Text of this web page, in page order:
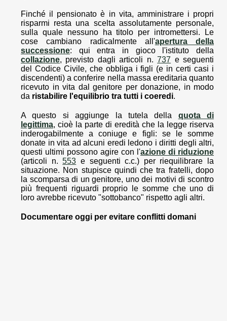
Finché il pensionato è in vita, amministrare i propri
risparmi resta una scelta assolutamente personale,
sulla quale nessuno ha titolo per intromettersi. Le
cose cambiano radicalmente all'apertura della
successione: qui entra in gioco l'istituto della
collazione, previsto dagli articoli n.737 e seguenti
del Codice Civile, che obbliga i figli (e in certi casi i
discendenti) a conferire nella massa ereditaria quanto
ricevuto in vita dal genitore per donazione, in modo
da ristabilire l'equilibrio tra tutti i coeredi.
A questo si aggiunge la tutela della quota di
legittima, cioè la parte di eredità che la legge riserva
inderogabilmente a coniuge e figli: se le somme
donate in vita ad alcuni eredi ledono i diritti degli altri,
questi ultimi possono agire con l'azione di riduzione
(articoli n.553 e seguenti c.c.) per riequilibrare la
situazione. Non stupisce quindi che tra fratelli, dopo
la scomparsa di un genitore, uno dei motivi di scontro
più frequenti riguardi proprio le somme che uno di
loro avrebbe ricevuto "sottobanco" rispetto agli altri.
Documentare oggi per evitare conflitti domani